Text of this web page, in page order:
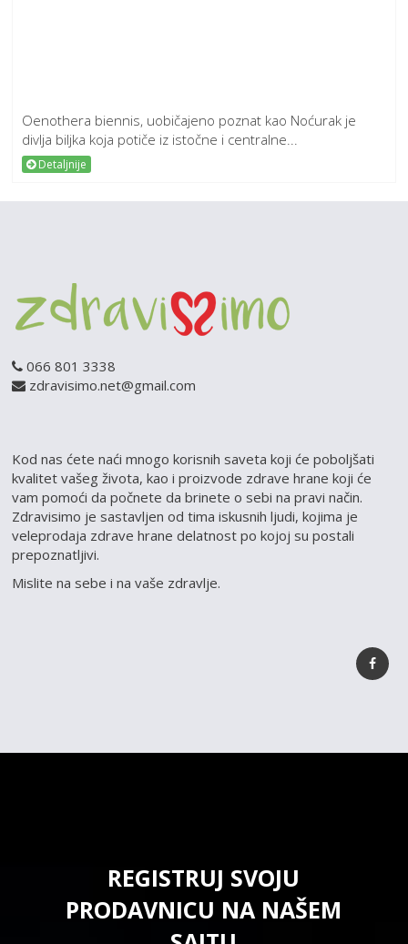
Oenothera biennis, uobičajeno poznat kao Noćurak je
divlja biljka koja potiče iz istočne i centralne...
Detaljnije
066 801 3338
zdravisimo.net@gmail.com
Kod nas ćete naći mnogo korisnih saveta koji će poboljšati
kvalitet vašeg života, kao i proizvode zdrave hrane koji će
vam pomoći da počnete da brinete o sebi na pravi način.
Zdravisimo je sastavljen od tima iskusnih ljudi, kojima je
veleprodaja zdrave hrane delatnost po kojoj su postali
prepoznatljivi.
Mislite na sebe i na vaše zdravlje.
REGISTRUJ SVOJU
PRODAVNICU NA NAŠEM